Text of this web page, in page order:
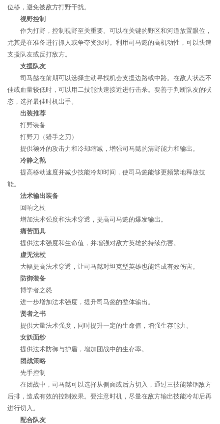
位移，避免被敌方打野干扰。
视野控制
作为打野，控制视野至关重要。可以在关键的野区和河道放置眼位，
尤其是在准备进行抓人或争夺资源时。利用司马懿的高机动性，可以快速
支援队友或反打敌方。
支援队友
司马懿在前期可以选择主动寻找机会支援边路或中路。在敌人状态不
佳或血量较低时，可以用二技能快速接近进行击杀。要善于判断队友的状
态，选择最佳时机出手。
出装推荐
打野装备
打野刀（猎手之刃）
提供额外的攻击力和冷却缩减，增强司马懿的清野能力和输出。
冷静之靴
提高移动速度并减少技能冷却时间，使司马懿能够更频繁地释放技
能。
法术输出装备
回响之杖
增加法术强度和法术穿透，提高司马懿的爆发输出。
痛苦面具
提供法术强度和生命值，并增强对敌方英雄的持续伤害。
虚无法杖
大幅提高法术穿透，让司马懿对坦克型英雄也能造成有效伤害。
防御装备
博学者之怒
进一步增加法术强度，提升司马懿的整体输出。
贤者之书
提供大量法术强度，同时提升一定的生命值，增强生存能力。
女妖面纱
提供法术防御与护盾，增加团战中的生存率。
团战策略
先手控制
在团战中，司马懿可以选择从侧面或后方切入，通过三技能禁锢敌方
后排，造成有效的控制效果。要注意时机，尽量在敌方输出技能冷却后再
进行切入。
配合队友